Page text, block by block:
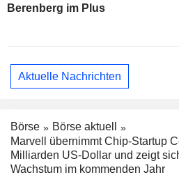
Berenberg im Plus
Aktuelle Nachrichten
Börse
Börse aktuell
Marvell übernimmt Chip-Startup
Milliarden US-Dollar und zeigt
Wachstum im kommenden Jahr